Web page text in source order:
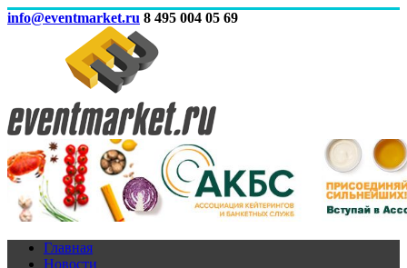
info@eventmarket.ru 8 495 004 05 69
Главная
Новости